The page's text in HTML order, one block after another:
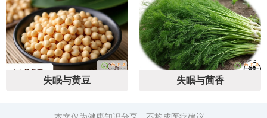
失眠与黄豆 失眠与茴香